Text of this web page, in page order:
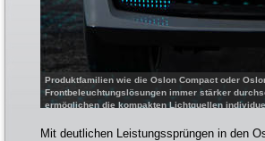
Produktfamilien wie die Oslon Compact oder
Frontbeleuchtungslösungen immer stärker
ermöglichen die kompakten Lichtquellen
Mit deutlichen Leistungssprüngen in den